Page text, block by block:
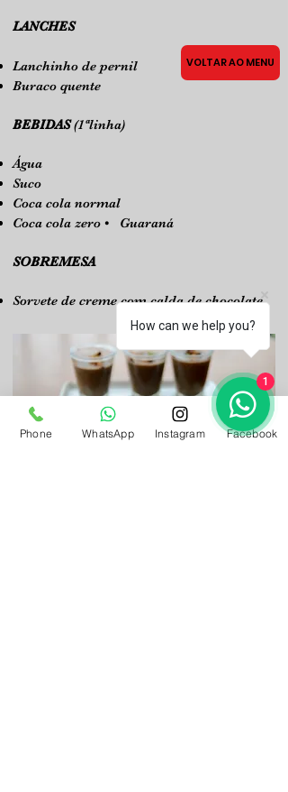
LANCHES
Lanchinho de pernil
Buraco quente
BEBIDAS(1ªlinha)
Água
Suco
Coca cola normal
Coca cola zero • Guaraná
SOBREMESA
Sorvete de creme com calda de chocolate
VOLTAR AO MENU
Phone WhatsApp Instagram Facebook
How can we help you?
1